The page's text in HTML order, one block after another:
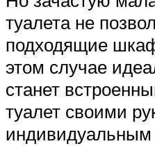
туалета не
подходящие
этом случае
станет
туалет своими